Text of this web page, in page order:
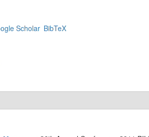
Scholar BibTeX